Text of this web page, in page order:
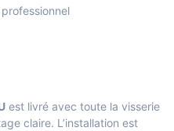
est livré avec toute la visserie
claire. L’installation est